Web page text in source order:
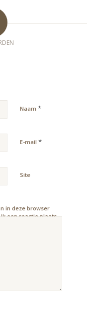
Naam *
E-mail *
Site
in deze browser
een reactie plaats.